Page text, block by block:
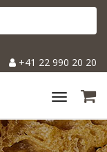
+41 22 990 20 20
Toggle